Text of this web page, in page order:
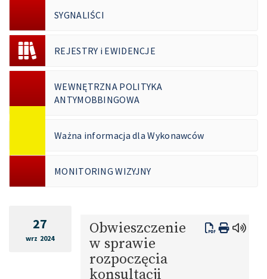
SYGNALIŚCI
REJESTRY i EWIDENCJE
WEWNĘTRZNA POLITYKA
ANTYMOBBINGOWA
Ważna informacja dla Wykonawców
MONITORING WIZYJNY
27
wrz 2024
Obwieszczenie
w sprawie
rozpoczęcia
konsultacji